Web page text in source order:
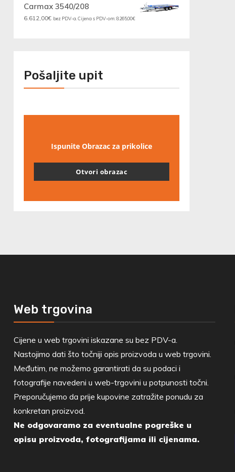
Carmax 3540/208
6.612,00€ bez PDV-a. Cijena s PDV-om:8.265,00€
Pošaljite upit
Ispunite Obrazac za prikolice
Otvori obrazac
Web trgovina
Cijene u web trgovini iskazane su bez PDV-a.
Nastojimo dati što točniji opis proizvoda u web trgovini.
Međutim, ne možemo garantirati da su podaci i
fotografije navedeni u web-trgovini u potpunosti točni.
Preporučujemo da prije kupovine zatražite ponudu za
konkretan proizvod.
Ne odgovaramo za eventualne pogreške u
opisu proizvoda, fotografijama ili cijenama.